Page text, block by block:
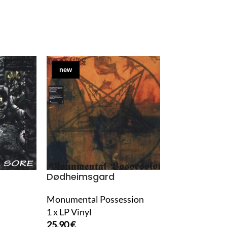
new
Dødheimsgard
Monumental Possession
1 x LP Vinyl
25,90€